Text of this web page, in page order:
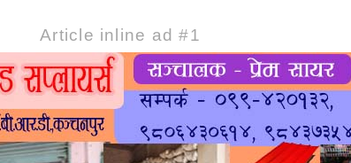
Article inline ad #1